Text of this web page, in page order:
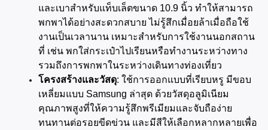
และเบาสำหรับแท็บเล็ตขนาด 10.9 นิ้ว ทำให้สามารถ
พกพาได้อย่างสะดวกสบาย ไม่รู้สึกเมื่อยล้าเมื่อถือใช้
งานเป็นเวลานาน เหมาะสำหรับการใช้งานนอกสถาน
ที่ เช่น พกใส่กระเป๋าไปเรียนหรือทำงานระหว่างทาง
รวมถึงการพกพาในระหว่างเดินทางท่องเที่ยว
โครงสร้างและวัสดุ: ใช้การออกแบบที่เรียบหรู มีขอบ
เหลี่ยมแบบ Samsung ล่าสุด ด้วยวัสดุอลูมิเนียม
คุณภาพสูงที่ให้ความรู้สึกพรีเมียมและจับถือง่าย
ทนทานต่อรอยขีดข่วน และมีสีให้เลือกหลากหลายเพื่อ